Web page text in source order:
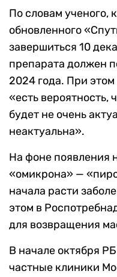
По словам ученого,
обновленного
завершиться 10
препарата должен
2024 года. При этом
«есть вероятность,
будет не очень
неактуальна».
На фоне появления
«омикрона» —
начала расти
этом в
для возвращения
В начале октября
частные клиники